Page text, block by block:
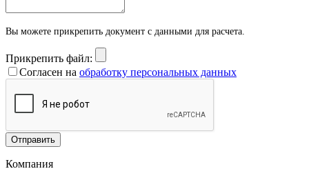
Вы можете прикрепить документ с данными для расчета.
Прикрепить файл:
Согласен на обработку персональных данных
Отправить
Компания